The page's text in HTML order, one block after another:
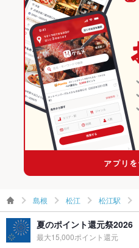
島根 × 和風
松江のグルメランキング
松江の居酒屋ランキング
松江駅のグルメランキング
松江駅の居酒屋ランキング
島根 松江 松江駅
夏のポイント還元祭2026
最大15,000ポイント還元